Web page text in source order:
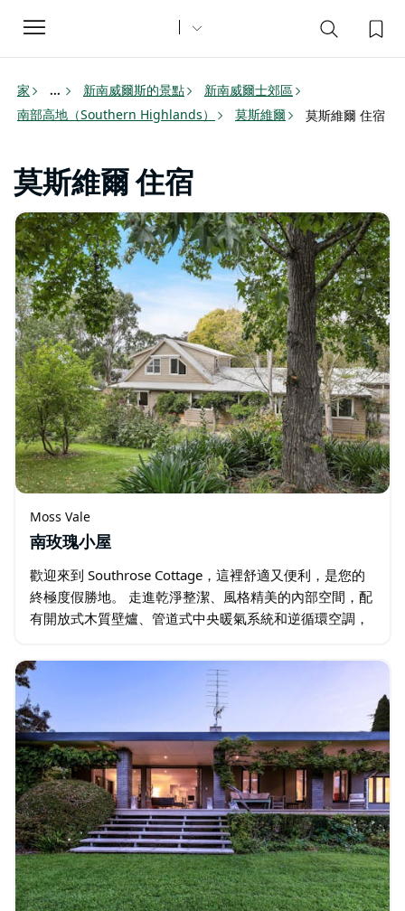
Toggle
navigation
家 ... 新南威爾斯的景點
新南威爾士郊區
南部高地（Southern Highlands）
莫斯維爾 莫斯維爾 住宿
莫斯維爾 住宿
Moss Vale
南玫瑰小屋
歡迎來到 Southrose Cottage，這裡舒適又便利，是您的
終極度假勝地。 走進乾淨整潔、風格精美的內部空間，配
有開放式木質壁爐、管道式中央暖氣系統和逆循環空調，